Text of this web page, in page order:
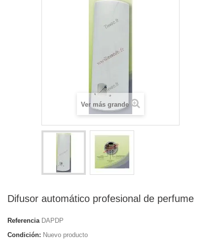
Ver más grande
Difusor automático profesional de perfume
Referencia DAPDP
Condición: Nuevo producto